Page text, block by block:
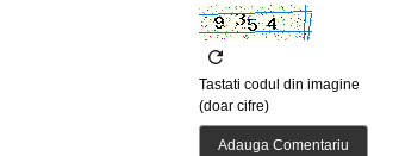
Tastati codul din imagine
(doar cifre)